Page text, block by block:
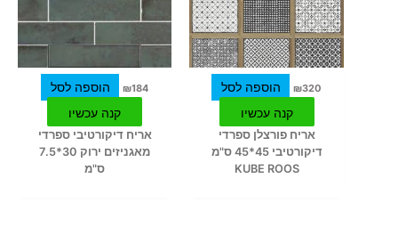
₪320
הוספה לסל
קנה עכשיו
אריח פורצלן ספרדי
דיקורטיבי 45*45 ס"מ
KUBE ROOS
₪184
הוספה לסל
קנה עכשיו
אריח דיקורטיבי ספרדי
מאגניזים ירוק 30*7.5
ס"מ